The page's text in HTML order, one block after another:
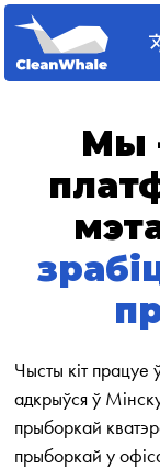
Мы
Чысты кіт працуе
адкрыўся ў
прыборкай
прыборкай у